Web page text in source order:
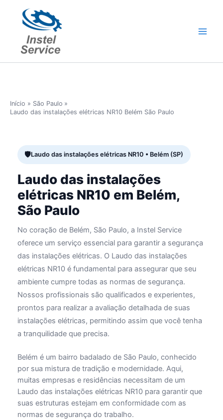
conteúdo
Início
São Paulo
Laudo das instalações elétricas NR10 Belém São Paulo
Laudo das instalações elétricas NR10 • Belém (SP)
Laudo das instalações
elétricas NR10 em Belém,
São Paulo
No coração de Belém, São Paulo, a Instel Service
oferece um serviço essencial para garantir a segurança
das instalações elétricas. O Laudo das instalações
elétricas NR10 é fundamental para assegurar que seu
ambiente cumpre todas as normas de segurança.
Nossos profissionais são qualificados e experientes,
prontos para realizar a avaliação detalhada de suas
instalações elétricas, permitindo assim que você tenha
a tranquilidade que precisa.
Belém é um bairro badalado de São Paulo, conhecido
por sua mistura de tradição e modernidade. Aqui,
muitas empresas e residências necessitam de um
Laudo das instalações elétricas NR10 para garantir que
suas estruturas estejam em conformidade com as
normas de segurança do trabalho.